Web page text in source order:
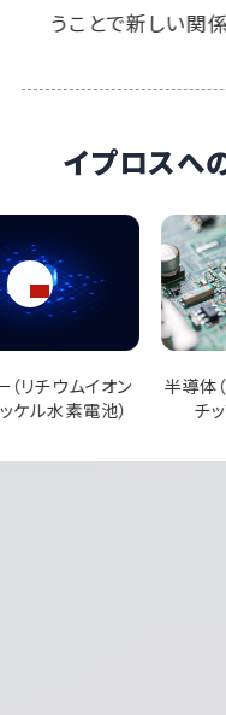
だ見ぬ顧客"に刺さ
イプロスへ
積回路、マイクロ
プロセッサ）
コンデ
デン